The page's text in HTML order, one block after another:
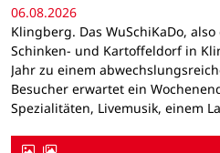
06.08.2026
Klingberg. Das WuSchiKaDo,
Schinken- und Kartoffeldorf in
Jahr zu einem
Besucher erwartet ein
Spezialitäten, Livemusik, einem